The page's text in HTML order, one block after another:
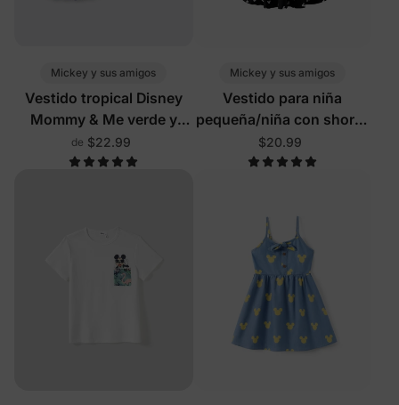
Mickey y sus amigos
Vestido tropical Disney
Mommy & Me verde y
blanco
de $22.99
Mickey y sus amigos
Vestido para niña
pequeña/niña con shorts
incorporados y bolsillos
$20.99